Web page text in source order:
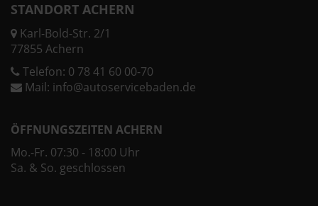
STANDORT ACHERN
Karl-Bold-Str. 2/1
77855 Achern
Telefon: 0 78 41 60 00-70
Mail: info@autoservicebaden.de
ÖFFNUNGSZEITEN ACHERN
Mo.-Fr. 07:30 - 18:00 Uhr
Sa. & So. geschlossen